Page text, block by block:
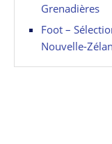
Grenadières
Foot –
Nouvelle-